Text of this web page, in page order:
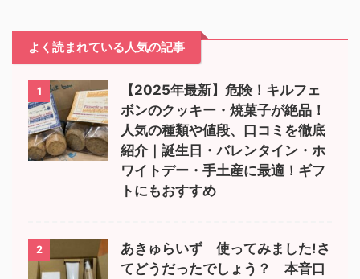
よく読まれている人気の記事
1
【2025年最新】危険！キルフェ
ボンのクッキー・焼菓子が絶品！
人気の種類や値段、口コミを徹底
紹介｜誕生日・バレンタイン・ホ
ワイトデー・手土産に最適！ギフ
トにもおすすめ
2
あきゅらいず 使ってみました!さ
てどうだったでしょう？ 本音口